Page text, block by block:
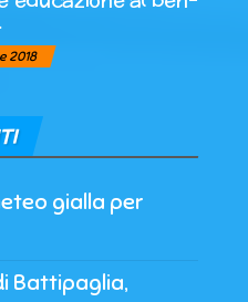
2018
gialla per
Battipaglia,